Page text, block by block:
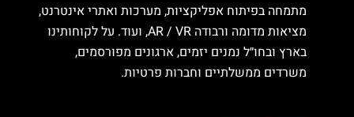
מתמחה בפיתוח אפליקציות, מערכות ואתרי אינטרנט,
מציאות מדומה ורבודה AR / VR, ועוד. על לקוחותינו
בארץ ובחו״ל נמנים יזמים, ארגונים מפורסמים,
משרדים ממשלתיים וחברות פרטיות.